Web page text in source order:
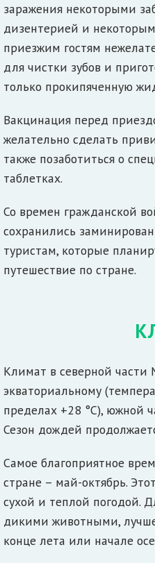
заражения некоторыми
дизентерией и
приезжим гостям
для чистки зубов и
только прокипяченную
Вакцинация перед
желательно сделать
также позаботиться о
таблетках.
Со времен гражданской
сохранились
туристам, которые
путешествие по стране.
Климат в северной части
экваториальному
пределах +28 °C), южной
Сезон дождей
Самое благоприятное
стране – май-октябрь.
сухой и теплой погодой.
дикими животными,
конце лета или начале